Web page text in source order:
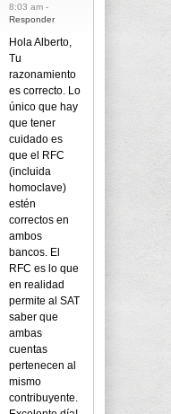
8:03 am -
Responder
Hola Alberto,
Tu
razonamiento
es correcto. Lo
único que hay
que tener
cuidado es
que el RFC
(incluida
homoclave)
estén
correctos en
ambos
bancos. El
RFC es lo que
en realidad
permite al SAT
saber que
ambas
cuentas
pertenecen al
mismo
contribuyente.